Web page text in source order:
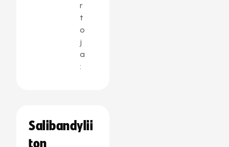
r
t
o
j
a
:
Salibandylii
ton